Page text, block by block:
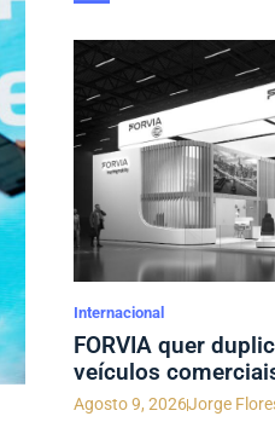
Internacional
FORVIA quer
veículos
Agosto 9, 2026Jorge